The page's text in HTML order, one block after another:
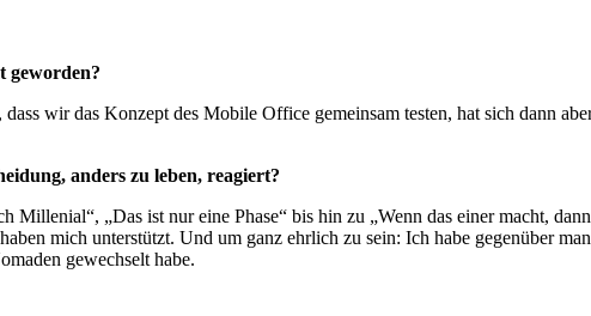
geworden?
wir das Konzept des Mobile Office gemeinsam testen, hat sich dann
anders zu leben, reagiert?
Millenial“, „Das ist nur eine Phase“ bis hin zu „Wenn das einer macht,
mich unterstützt. Und um ganz ehrlich zu sein: Ich habe gegenüber
gewechselt habe.